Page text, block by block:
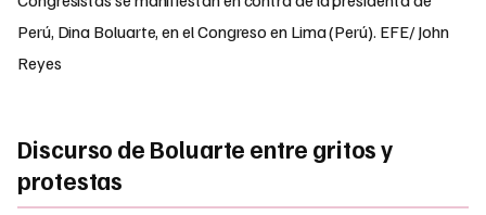
Perú, Dina Boluarte, en el Congreso en Lima (Perú). EFE/ John
Reyes
Discurso de Boluarte entre gritos y
protestas